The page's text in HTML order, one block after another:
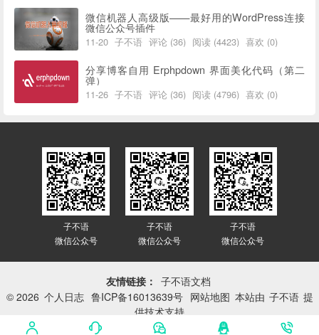
微信机器人高级版——最好用的WordPress连接
微信公众号插件
11-20 子不语 评论 (36) 阅读 (4423) 喜欢 (0)
分享博客自用 Erphpdown 界面美化代码（第二
弹）
11-26 子不语 评论 (36) 阅读 (4796) 喜欢 (0)
子不语
微信公众号
子不语
微信公众号
子不语
微信公众号
友情链接： 子不语文档
© 2026 个人日志 鲁ICP备16013639号 网站地图 本站由 子不语 提
供技术支持
网站已平稳运行：
3417天 10小时 46分 48秒